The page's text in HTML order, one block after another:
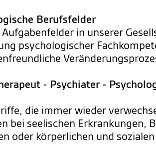
Berufsfelder
Aufgabenfelder in unserer
psychologischer
- Psychiater -
die immer wieder
bei seelischen Erkrankungen,
oder körperlichen und